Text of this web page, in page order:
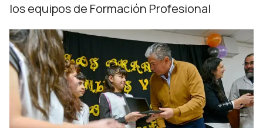
los equipos de Formación Profesional